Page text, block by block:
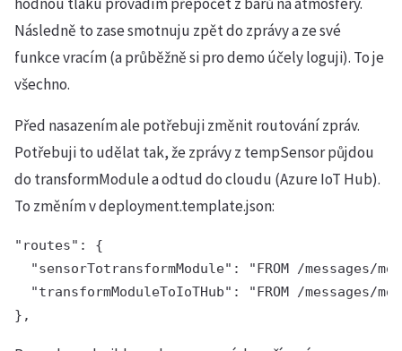
Následně to zase smotnuju zpět do zprávy a ze své
funkce vracím (a průběžně si pro demo účely loguji). To je
všechno.
Před nasazením ale potřebuji změnit routování zpráv.
Potřebuji to udělat tak, že zprávy z tempSensor půjdou
do transformModule a odtud do cloudu (Azure IoT Hub).
To změním v deployment.template.json:
"routes": {
"sensorTotransformModule": "FROM /messages/
"transformModuleToIoTHub": "FROM /messages/